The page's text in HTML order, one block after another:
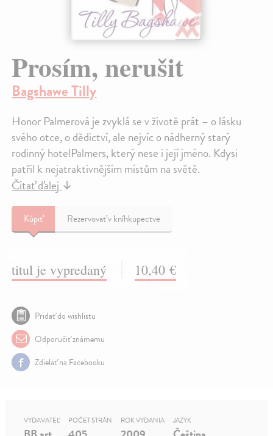
Prosím, nerušit
Bagshawe Tilly
Honor Palmerová je zvyklá se v životě prát – o lásku
svého otce, o dědictví, ale nejvíc o nádherný starý
rodinný hotelPalmers, který nese i její jméno. Kdysi
patřil k nejatraktivnějším místům na světě.
Čítať ďalej ↓
Kúpiť Rezervovať v kníhkupectve
titul je vypredaný 10,40 €
Pridať do wishlistu
Odporučiť známemu
Zdielať na Facebooku
VYDAVATEĽ POČET STRÁN ROK VYDANIA JAZYK